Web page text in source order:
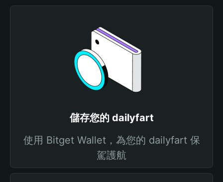
儲存您的 dailyfart
使用 Bitget Wallet，為您的 dailyfart 保
駕護航